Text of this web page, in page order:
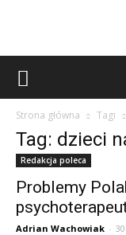
Strona główna Tagi
Tag: dzieci
Redakcja poleca
Problemy
Adrian Wachowiak -